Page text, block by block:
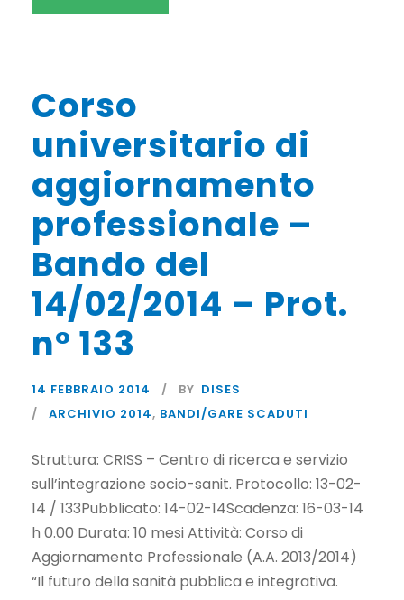
Corso
universitario di
aggiornamento
professionale –
Bando del
14/02/2014 – Prot.
n° 133
14 FEBBRAIO 2014 BY DISES
ARCHIVIO 2014, BANDI/GARE SCADUTI
Struttura: CRISS – Centro di ricerca e servizio
sull’integrazione socio-sanit. Protocollo: 13-02-
14 / 133Pubblicato: 14-02-14Scadenza: 16-03-14
h 0.00 Durata: 10 mesi Attività: Corso di
Aggiornamento Professionale (A.A. 2013/2014)
“Il futuro della sanità pubblica e integrativa.